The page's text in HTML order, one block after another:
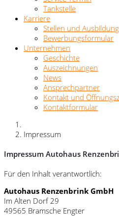
Tankstelle
Karriere
Stellen und Ausbildung
Bewerbungsformular
Unternehmen
Geschichte
Auszeichnungen
News
Ansprechpartner
Kontakt und
Kontaktformular
Impressum
Impressum Autohaus
Für den Inhalt verantwortlich:
Autohaus Renzenbrink GmbH
Im Alten Dorf 29
49565 Bramsche Engter